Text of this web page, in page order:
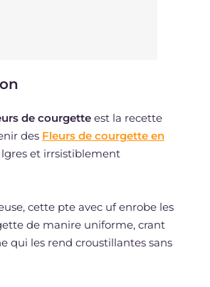
de courgetteest la recette
des Fleurs de courgette en
et irrsistiblement
cette pte avec uf enrobe les
de manire uniforme, crant
qui les rend croustillantes sans